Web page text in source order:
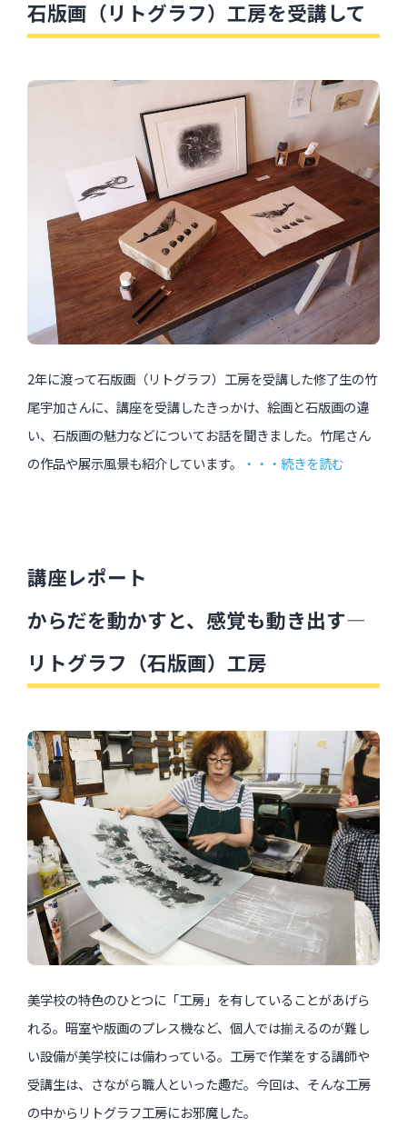
石版画（リトグラフ）工房を受講して
2年に渡って石版画（リトグラフ）工房を受講した修了生の竹
尾宇加さんに、講座を受講したきっかけ、絵画と石版画の違
い、石版画の魅力などについてお話を聞きました。竹尾さん
の作品や展示風景も紹介しています。
・・・続きを読む
講座レポート
からだを動かすと、感覚も動き出す―
リトグラフ（石版画）工房
美学校の特色のひとつに「工房」を有していることがあげら
れる。暗室や版画のプレス機など、個人では揃えるのが難し
い設備が美学校には備わっている。工房で作業をする講師や
受講生は、さながら職人といった趣だ。今回は、そんな工房
の中からリトグラフ工房にお邪魔した。